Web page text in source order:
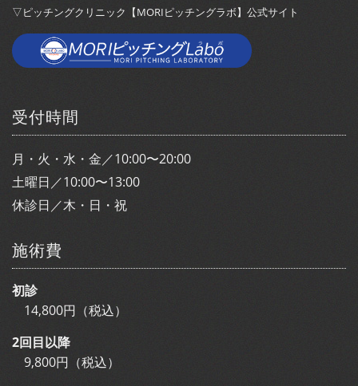
▽ピッチングクリニック【MORIピッチングラボ】公式サイト
受付時間
月・火・水・金／10:00〜20:00
土曜日／10:00〜13:00
休診日／木・日・祝
施術費
初診
14,800円（税込）
2回目以降
9,800円（税込）